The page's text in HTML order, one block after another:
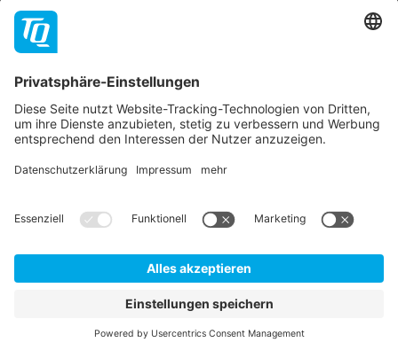
Support
Unternehmen
Kontakt
Mehrwertsteuer, Verpackung und Versandkosten.
© 2026 TQ-Robodrive
Impressum Datenschutz